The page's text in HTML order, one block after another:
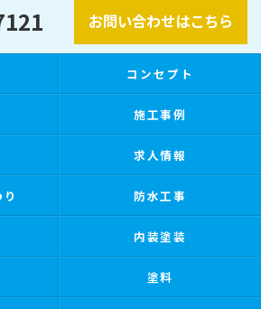
お問い合わせはこちら
コンセプト
施工事例
求人情報
防水工事
内装塗装
塗料